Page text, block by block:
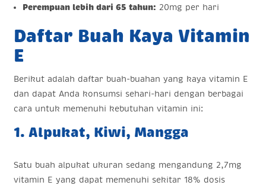
Perempuan lebih dari 65 tahun: 20mg per hari
Daftar Buah Kaya Vitamin
E
Berikut adalah daftar buah-buahan yang kaya vitamin E
dan dapat Anda konsumsi sehari-hari dengan berbagai
cara untuk memenuhi kebutuhan vitamin ini:
1. Alpukat, Kiwi, Mangga
Satu buah alpukat ukuran sedang mengandung 2,7mg
vitamin E yang dapat memenuhi sekitar 18% dosis